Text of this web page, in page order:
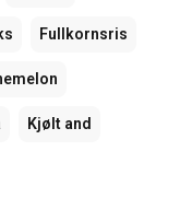
Fullkornsris
Kjølt and